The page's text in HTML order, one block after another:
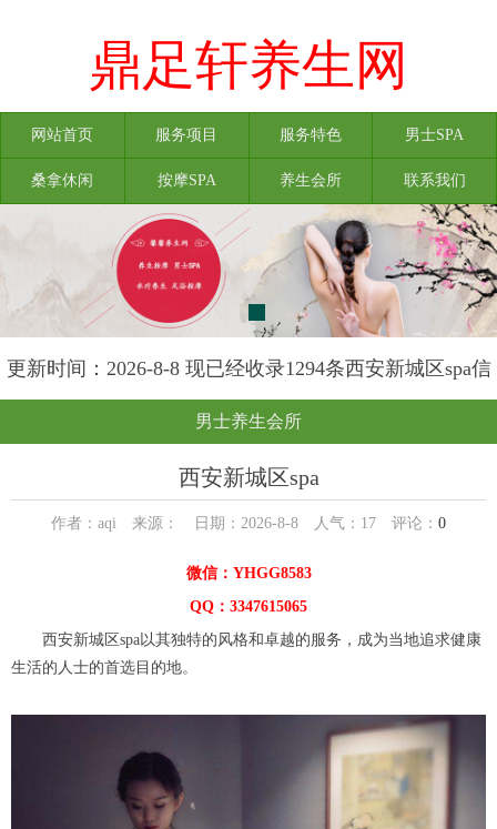
鼎足轩养生网
网站首页 服务项目 服务特色 男士SPA
桑拿休闲 按摩SPA 养生会所 联系我们
更新时间：2026-8-8 现已经收录1294条西安新城区spa信
息
男士养生会所
西安新城区spa
作者：aqi 来源： 日期：2026-8-8 人气： 17 评论： 0
微信：YHGG8583
QQ：3347615065
西安新城区spa以其独特的风格和卓越的服务，成为当地追求健康
生活的人士的首选目的地。